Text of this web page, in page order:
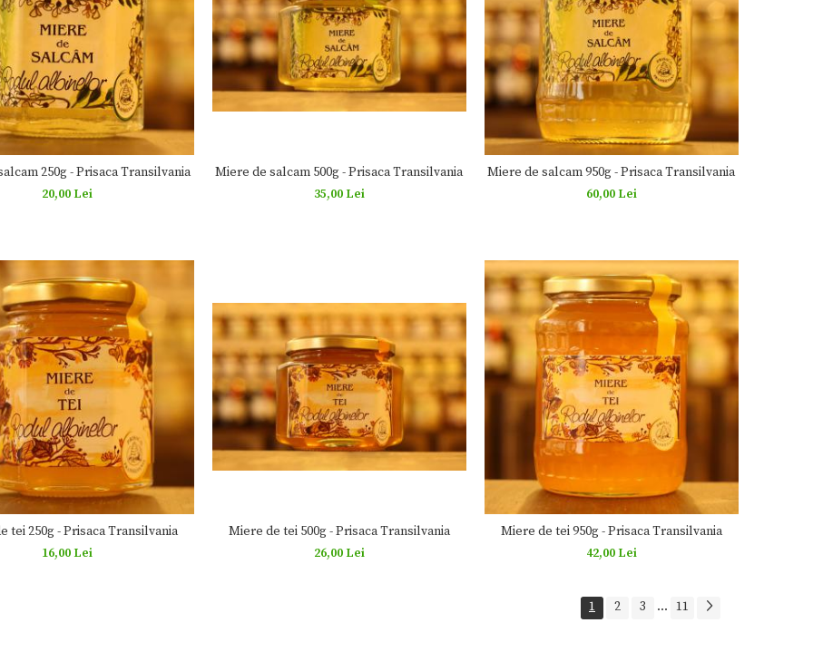
250g - Prisaca Transilvania
20,00 Lei
Miere de salcam 500g - Prisaca Transilvania
35,00 Lei
Miere de salcam 950g - Prisaca Transilvania
60,00 Lei
tei 250g - Prisaca Transilvania
16,00 Lei
Miere de tei 500g - Prisaca Transilvania
26,00 Lei
Miere de tei 950g - Prisaca Transilvania
42,00 Lei
1 2 3 ... 11